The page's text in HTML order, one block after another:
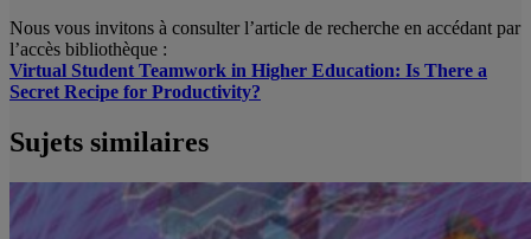
Nous vous invitons à consulter l’article de recherche en accédant par
l’accès bibliothèque :
Virtual Student Teamwork in Higher Education: Is There a
Secret Recipe for Productivity?
Sujets similaires